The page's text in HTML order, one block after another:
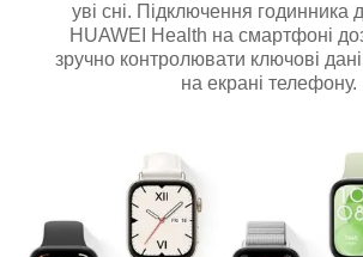
уві сні. Підключення годинника
HUAWEI Health на смартфоні
зручно контролювати ключові
на екрані телефону.